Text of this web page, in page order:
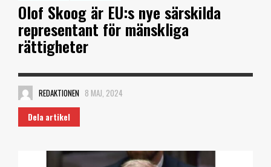
Olof Skoog är EU:s nye särskilda
representant för mänskliga
rättigheter
REDAKTIONEN 8 MAJ, 2024
Dela artikel